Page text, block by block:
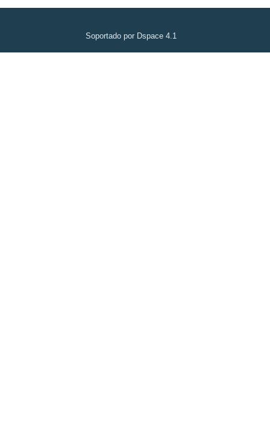
Soportado por Dspace 4.1